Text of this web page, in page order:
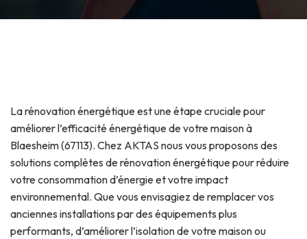
La rénovation énergétique est une étape cruciale pour
améliorer l’efficacité énergétique de votre maison à
Blaesheim (67113). Chez AKTAS nous vous proposons des
solutions complètes de rénovation énergétique pour réduire
votre consommation d’énergie et votre impact
environnemental. Que vous envisagiez de remplacer vos
anciennes installations par des équipements plus
performants, d’améliorer l’isolation de votre maison ou